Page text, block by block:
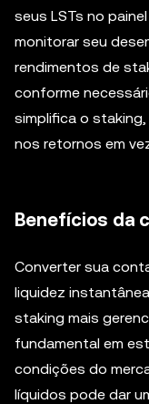
seus LSTs no
monitorar seu
rendimentos de
conforme
simplifica o
nos retornos em
Benefícios da
Converter sua
liquidez
staking mais
fundamental em
condições do
líquidos pode dar